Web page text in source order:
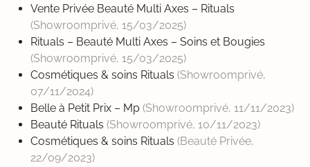
Vente Privée Beauté Multi Axes – Rituals
(Showroomprivé, 15/03/2025)
Rituals – Beauté Multi Axes – Soins et Bougies
(Showroomprivé, 15/03/2025)
Cosmétiques & soins Rituals (Showroomprivé,
07/11/2024)
Belle à Petit Prix – Mp (Showroomprivé, 11/11/2023)
Beauté Rituals (Showroomprivé, 10/11/2023)
Cosmétiques & soins Rituals (Beauté Privée,
22/09/2023)